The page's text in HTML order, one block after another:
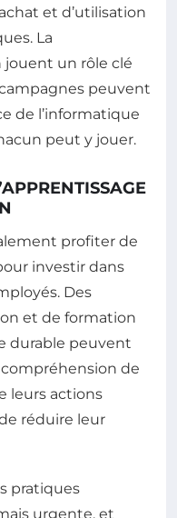
et d’utilisation
La
jouent un rôle clé
peuvent
de l’informatique
peut y jouer.
profiter de
investir dans
Des
et de formation
durable peuvent
de
leurs actions
réduire leur
pratiques
urgente, et